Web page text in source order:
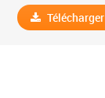
Télécharger